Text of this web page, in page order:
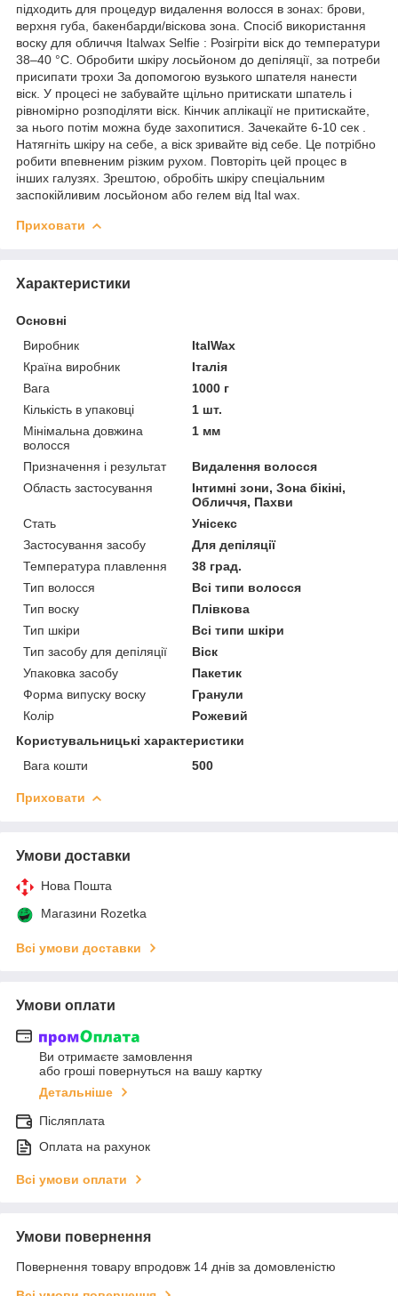
підходить для процедур видалення волосся в зонах: брови,
верхня губа, бакенбарди/віскова зона. Спосіб використання
воску для обличчя Italwax Selfie : Розігріти віск до температури
38–40 °C. Обробити шкіру лосьйоном до депіляції, за потреби
присипати трохи За допомогою вузького шпателя нанести
віск. У процесі не забувайте щільно притискати шпатель і
рівномірно розподіляти віск. Кінчик аплікації не притискайте,
за нього потім можна буде захопитися. Зачекайте 6-10 сек .
Натягніть шкіру на себе, а віск зривайте від себе. Це потрібно
робити впевненим різким рухом. Повторіть цей процес в
інших галузях. Зрештою, обробіть шкіру спеціальним
заспокійливим лосьйоном або гелем від Ital wax.
Приховати
Характеристики
Основні
Виробник
ItalWax
Країна виробник
Італія
Вага
1000 г
Кількість в упаковці
1 шт.
Мінімальна довжина
волосся
1 мм
Призначення і результат
Видалення волосся
Область застосування
Інтимні зони, Зона бікіні,
Обличчя, Пахви
Стать
Унісекс
Застосування засобу
Для депіляції
Температура плавлення
38 град.
Тип волосся
Всі типи волосся
Тип воску
Плівкова
Тип шкіри
Всі типи шкіри
Тип засобу для депіляції
Віск
Упаковка засобу
Пакетик
Форма випуску воску
Гранули
Колір
Рожевий
Користувальницькі характеристики
Вага кошти
500
Приховати
Умови доставки
Нова Пошта
Магазини Rozetka
Всі умови доставки
Умови оплати
Ви отримаєте замовлення
або гроші повернуться на вашу картку
Детальніше
Післяплата
Оплата на рахунок
Всі умови оплати
Умови повернення
Повернення товару впродовж 14 днів за домовленістю